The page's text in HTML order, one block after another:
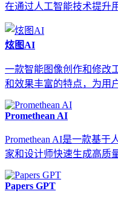
在通过人工智能技术提升
炫图AI
一款智能图像创作和修改
和效果丰富的特点，为用
Promethean AI
Promethean AI是一款基
家和设计师快速生成高质
Papers GPT